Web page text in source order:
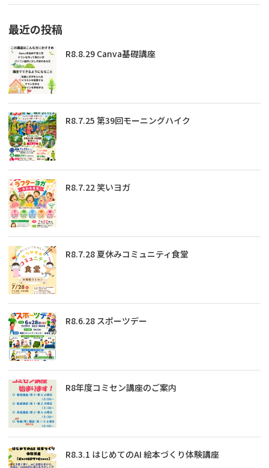
最近の投稿
R8.8.29 Canva基礎講座
R8.7.25 第39回モーニングハイク
R8.7.22 笑いヨガ
R8.7.28 夏休みコミュニティ食堂
R8.6.28 スポーツデー
R8年度コミセン講座のご案内
R8.3.1 はじめてのAI 絵本づくり体験講座